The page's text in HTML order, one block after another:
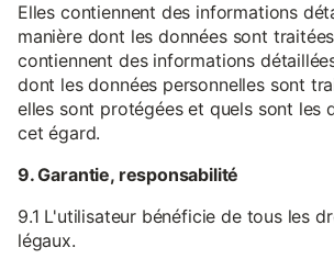
Elles contiennent des informations
manière dont les données sont
contiennent des informations
dont les données personnelles sont
elles sont protégées et quels sont les
cet égard.
9. Garantie, responsabilité
9.1 L'utilisateur bénéficie de tous les
légaux.